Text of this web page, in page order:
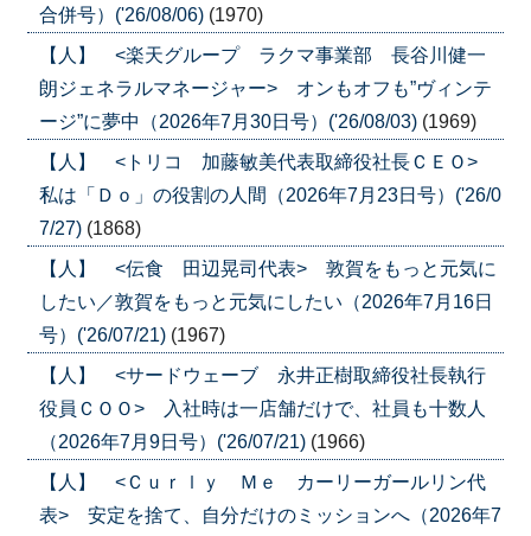
合併号）('26/08/06) (1970)
【人】 <楽天グループ ラクマ事業部 長谷川健一
朗ジェネラルマネージャー> オンもオフも”ヴィンテ
ージ”に夢中（2026年7月30日号）('26/08/03) (1969)
【人】 <トリコ 加藤敏美代表取締役社長ＣＥＯ>
私は「Ｄｏ」の役割の人間（2026年7月23日号）('26/0
7/27) (1868)
【人】 <伝食 田辺晃司代表> 敦賀をもっと元気に
したい／敦賀をもっと元気にしたい（2026年7月16日
号）('26/07/21) (1967)
【人】 <サードウェーブ 永井正樹取締役社長執行
役員ＣＯＯ> 入社時は一店舗だけで、社員も十数人
（2026年7月9日号）('26/07/21) (1966)
【人】 <Ｃｕｒｌｙ Ｍｅ カーリーガールリン代
表> 安定を捨て、自分だけのミッションへ（2026年7